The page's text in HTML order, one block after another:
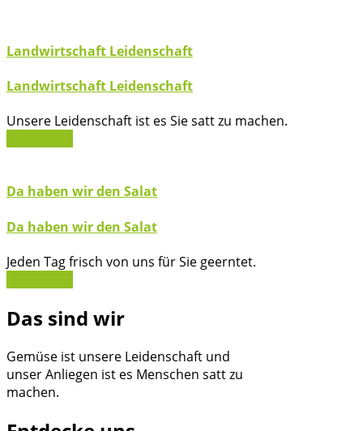
Landwirtschaft Leidenschaft
Landwirtschaft Leidenschaft
Unsere Leidenschaft ist es Sie satt zu machen.
Da haben wir den Salat
Da haben wir den Salat
Jeden Tag frisch von uns für Sie geerntet.
Das sind wir
Gemüse ist unsere Leidenschaft und
unser Anliegen ist es Menschen satt zu
machen.